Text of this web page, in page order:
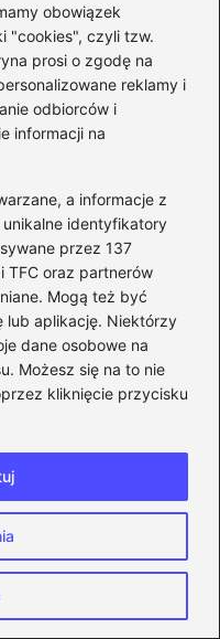
obowiązek
"cookies", czyli tzw.
prosi o zgodę na
reklamy i
odbiorców i
informacji na
a informacje z
identyfikatory
przez 137
TFC oraz partnerów
Mogą też być
aplikację. Niektórzy
dane osobowe na
Możesz się na to nie
kliknięcie przycisku
techniki:
w CS:GO i
błędów
ranking
oszustw
i
korzystając ze
email.